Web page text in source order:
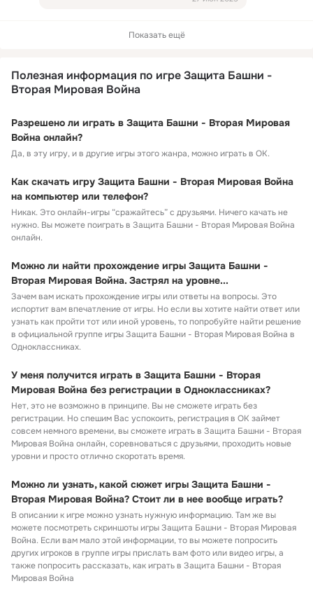
Показать ещё
Полезная информация по игре Защита Башни -
Вторая Мировая Война
Разрешено ли играть в Защита Башни - Вторая Мировая
Война онлайн?
Да, в эту игру, и в другие игры этого жанра, можно играть в ОК.
Как скачать игру Защита Башни - Вторая Мировая Война
на компьютер или телефон?
Никак. Это онлайн-игры “сражайтесь” с друзьями. Ничего качать не
нужно. Вы можете поиграть в Защита Башни - Вторая Мировая Война
онлайн.
Можно ли найти прохождение игры Защита Башни -
Вторая Мировая Война. Застрял на уровне...
Зачем вам искать прохождение игры или ответы на вопросы. Это
испортит вам впечатление от игры. Но если вы хотите найти ответ или
узнать как пройти тот или иной уровень, то попробуйте найти решение
в официальной группе игры Защита Башни - Вторая Мировая Война в
Одноклассниках.
У меня получится играть в Защита Башни - Вторая
Мировая Война без регистрации в Одноклассниках?
Нет, это не возможно в принципе. Вы не сможете играть без
регистрации. Но спешим Вас успокоить, регистрация в ОК займет
совсем немного времени, вы сможете играть в Защита Башни - Вторая
Мировая Война онлайн, соревноваться с друзьями, проходить новые
уровни и просто отлично скоротать время.
Можно ли узнать, какой сюжет игры Защита Башни -
Вторая Мировая Война? Стоит ли в нее вообще играть?
В описании к игре можно узнать нужную информацию. Там же вы
можете посмотреть скриншоты игры Защита Башни - Вторая Мировая
Война. Если вам мало этой информации, то вы можете попросить
других игроков в группе игры прислать вам фото или видео игры, а
также попросить рассказать, как играть в Защита Башни - Вторая
Мировая Война